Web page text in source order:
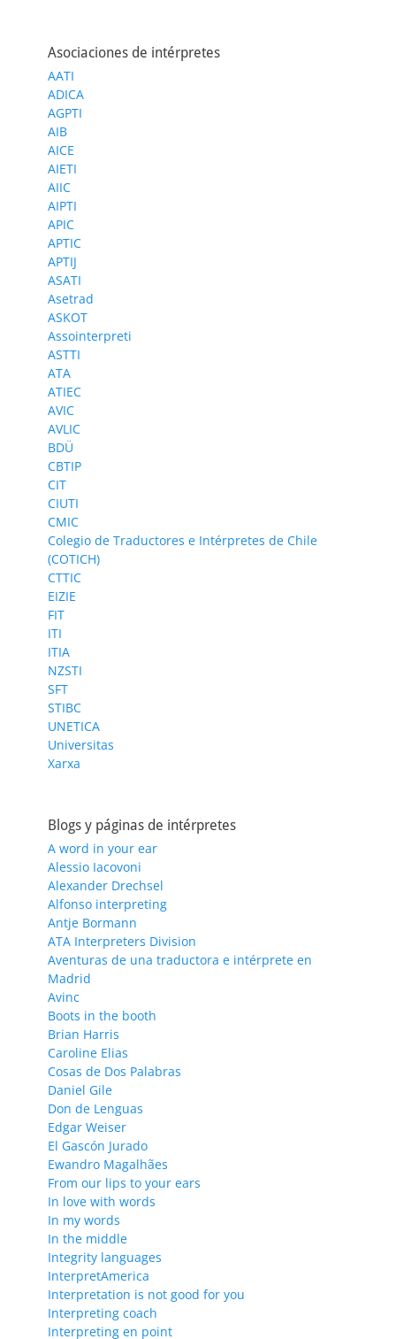
Asociaciones de intérpretes
AATI
ADICA
AGPTI
AIB
AICE
AIETI
AIIC
AIPTI
APIC
APTIC
APTIJ
ASATI
Asetrad
ASKOT
Assointerpreti
ASTTI
ATA
ATIEC
AVIC
AVLIC
BDÜ
CBTIP
CIT
CIUTI
CMIC
Colegio de Traductores e Intérpretes de Chile
(COTICH)
CTTIC
EIZIE
FIT
ITI
ITIA
NZSTI
SFT
STIBC
UNETICA
Universitas
Xarxa
Blogs y páginas de intérpretes
A word in your ear
Alessio Iacovoni
Alexander Drechsel
Alfonso interpreting
Antje Bormann
ATA Interpreters Division
Aventuras de una traductora e intérprete en
Madrid
Avinc
Boots in the booth
Brian Harris
Caroline Elias
Cosas de Dos Palabras
Daniel Gile
Don de Lenguas
Edgar Weiser
El Gascón Jurado
Ewandro Magalhães
From our lips to your ears
In love with words
In my words
In the middle
Integrity languages
InterpretAmerica
Interpretation is not good for you
Interpreting coach
Interpreting en point